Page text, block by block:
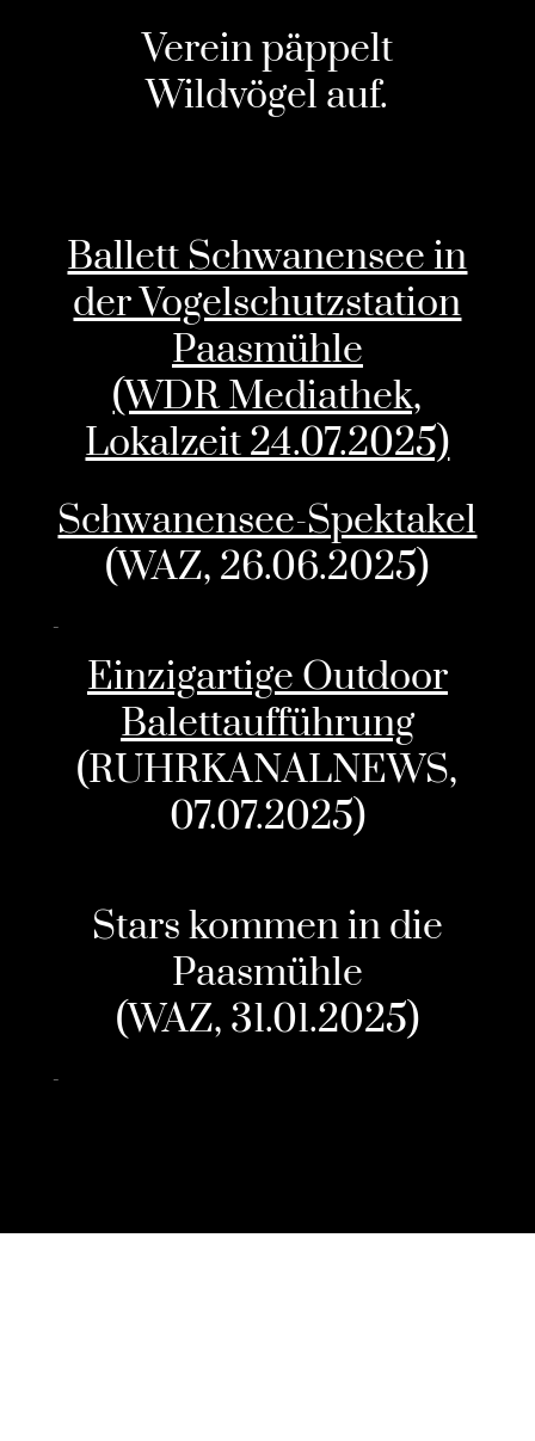
Verein päppelt
Wildvögel auf.
Ballett Schwanensee in
der Vogelschutzstation
Paasmühle
(WDR Mediathek,
Lokalzeit 24.07.2025)
Schwanensee-Spektakel
(WAZ, 26.06.2025)
Einzigartige Outdoor
Balettaufführung
(RUHRKANALNEWS,
07.07.2025)
Stars kommen in die
Paasmühle
(WAZ, 31.01.2025)